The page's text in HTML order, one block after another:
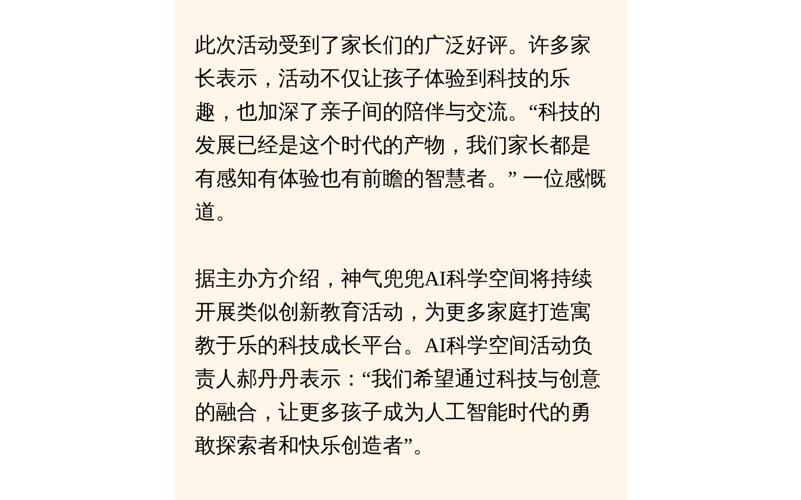
此次活动受到了家长们的广泛好评。许多家
长表示，活动不仅让孩子体验到科技的乐
趣，也加深了亲子间的陪伴与交流。“科技的
发展已经是这个时代的产物，我们家长都是
有感知有体验也有前瞻的智慧者。” 一位感慨
道。
据主办方介绍，神气兜兜AI科学空间将持续
开展类似创新教育活动，为更多家庭打造寓
教于乐的科技成长平台。AI科学空间活动负
责人郝丹丹表示：“我们希望通过科技与创意
的融合，让更多孩子成为人工智能时代的勇
敢探索者和快乐创造者”。